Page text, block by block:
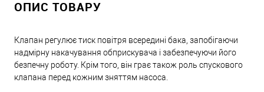
ОПИС ТОВАРУ
Клапан регулює тиск повітря всередині бака, запобігаючи
надмірну накачування обприскувача і забезпечуючи його
безпечну роботу. Крім того, він грає також роль спускового
клапана перед кожним зняттям насоса.